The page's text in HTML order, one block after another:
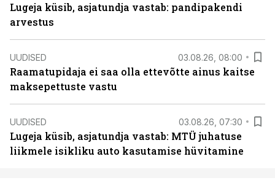
Lugeja küsib, asjatundja vastab: pandipakendi
arvestus
UUDISED 03.08.26, 08:00
Raamatupidaja ei saa olla ettevõtte ainus kaitse
maksepettuste vastu
UUDISED 03.08.26, 07:30
Lugeja küsib, asjatundja vastab: MTÜ juhatuse
liikmele isikliku auto kasutamise hüvitamine